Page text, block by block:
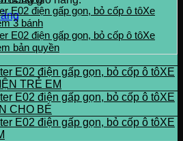
Xe
3 bánh
Xe
bản quyền
XE
TRẺ EM
XE
CHO BÉ
XE